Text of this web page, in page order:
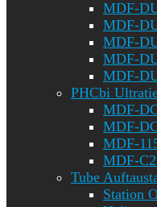
MDF-
MDF-
MDF-
MDF-
MDF-
PHCbi
MDF-
MDF-
MDF-
MDF-
Tube
Station